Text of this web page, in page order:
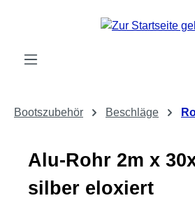
Zum Hauptinhalt springen
Bootszubehör Beschläge
Alu-Rohr 2m x
silber eloxiert